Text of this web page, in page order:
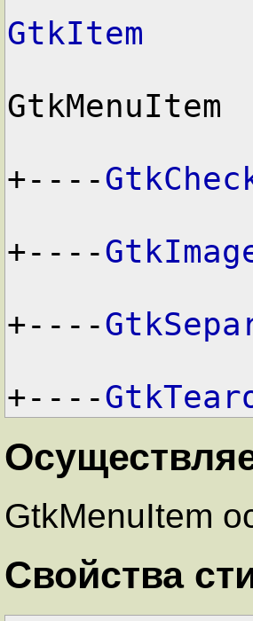
GtkItem
GtkMenuItem
+----
+----
+----
+----
GtkMenuItem
Свойства